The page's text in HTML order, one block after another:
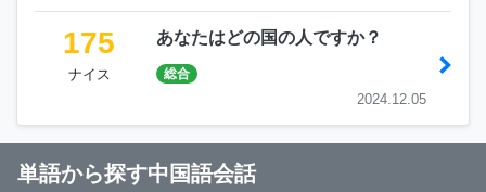
175
ナイス
あなたはどの国の人ですか？
総合
2024.12.05
単語から探す中国語会話